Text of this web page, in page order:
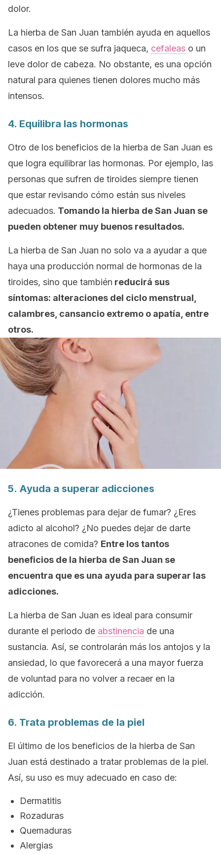
dolor.
La hierba de San Juan también ayuda en aquellos
casos en los que se sufra jaqueca, cefaleas o un
leve dolor de cabeza. No obstante, es una opción
natural para quienes tienen dolores mucho más
intensos.
4. Equilibra las hormonas
Otro de los beneficios de la hierba de San Juan es
que logra equilibrar las hormonas. Por ejemplo, las
personas que sufren de tiroides siempre tienen
que estar revisando cómo están sus niveles
adecuados. Tomando la hierba de San Juan se
pueden obtener muy buenos resultados.
La hierba de San Juan no solo va a ayudar a que
haya una producción normal de hormonas de la
tiroides, sino que también reducirá sus
síntomas: alteraciones del ciclo menstrual,
calambres, cansancio extremo o apatía, entre
otros.
5. Ayuda a superar adicciones
¿Tienes problemas para dejar de fumar? ¿Eres
adicto al alcohol? ¿No puedes dejar de darte
atracones de comida? Entre los tantos
beneficios de la hierba de San Juan se
encuentra que es una ayuda para superar las
adicciones.
La hierba de San Juan es ideal para consumir
durante el periodo de abstinencia de una
sustancia. Así, se controlarán más los antojos y la
ansiedad, lo que favorecerá a una mayor fuerza
de voluntad para no volver a recaer en la
adicción.
6. Trata problemas de la piel
El último de los beneficios de la hierba de San
Juan está destinado a tratar problemas de la piel.
Así, su uso es muy adecuado en caso de:
Dermatitis
Rozaduras
Quemaduras
Alergias